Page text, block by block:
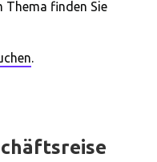
Thema finden Sie
.